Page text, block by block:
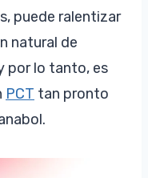
puede ralentizar
natural de
por lo tanto, es
PCT tan pronto